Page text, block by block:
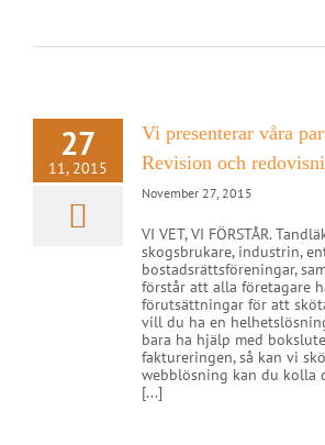
27
11, 2015
Vi presenterar våra
Revision och
November 27, 2015
VI VET, VI FÖRSTÅR.
skogsbrukare, industrin,
bostadsrättsföreningar,
förstår att alla företagare
förutsättningar för att
vill du ha en
bara ha hjälp med
faktureringen, så kan vi
webblösning kan du kolla
[...]